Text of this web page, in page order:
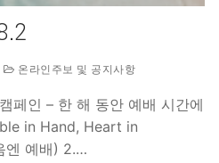
온라인주보 및 공지사항
페인 – 한 해 동안 예배 시간에
in Hand, Heart in
엔 예배) 2.…